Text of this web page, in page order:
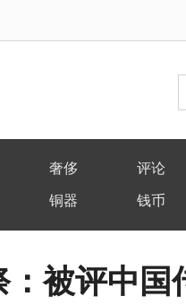
奢侈 评论
铜器 钱币
：被评中